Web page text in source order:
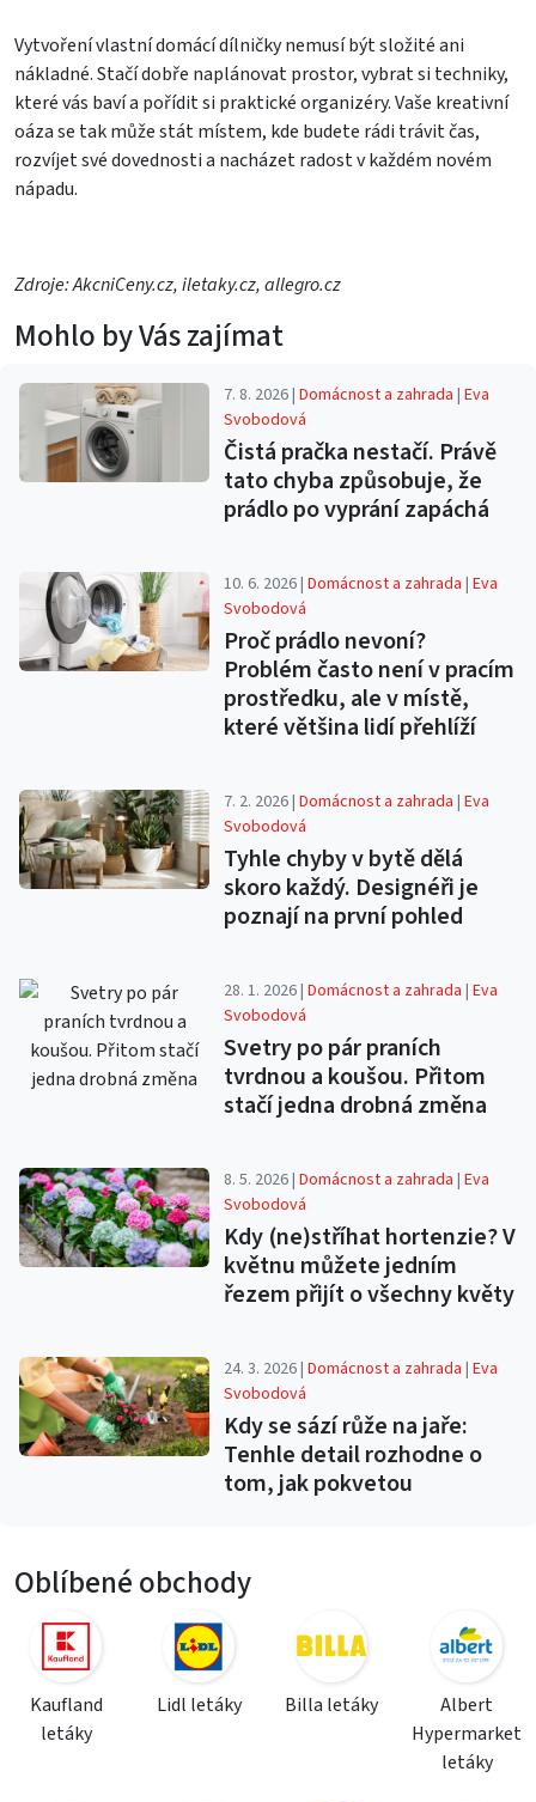
Vytvoření vlastní domácí dílničky nemusí být složité ani
nákladné. Stačí dobře naplánovat prostor, vybrat si techniky,
které vás baví a pořídit si praktické organizéry. Vaše kreativní
oáza se tak může stát místem, kde budete rádi trávit čas,
rozvíjet své dovednosti a nacházet radost v každém novém
nápadu.
Zdroje: AkcniCeny.cz, iletaky.cz, allegro.cz
Mohlo by Vás zajímat
7. 8. 2026 |Domácnost a zahrada |Eva
Svobodová
Čistá pračka nestačí. Právě
tato chyba způsobuje, že
prádlo po vyprání zapáchá
10. 6. 2026 |Domácnost a zahrada |Eva
Svobodová
Proč prádlo nevoní?
Problém často není v pracím
prostředku, ale v místě,
které většina lidí přehlíží
7. 2. 2026 |Domácnost a zahrada |Eva
Svobodová
Tyhle chyby v bytě dělá
skoro každý. Designéři je
poznají na první pohled
28. 1. 2026 |Domácnost a zahrada |Eva
Svobodová
Svetry po pár praních
tvrdnou a koušou. Přitom
stačí jedna drobná změna
8. 5. 2026 |Domácnost a zahrada |Eva
Svobodová
Kdy (ne)stříhat hortenzie? V
květnu můžete jedním
řezem přijít o všechny květy
24. 3. 2026 |Domácnost a zahrada |Eva
Svobodová
Kdy se sází růže na jaře:
Tenhle detail rozhodne o
tom, jak pokvetou
Oblíbené obchody
Kaufland
letáky
Lidl letáky Billa letáky
Albert
Hypermarket
letáky